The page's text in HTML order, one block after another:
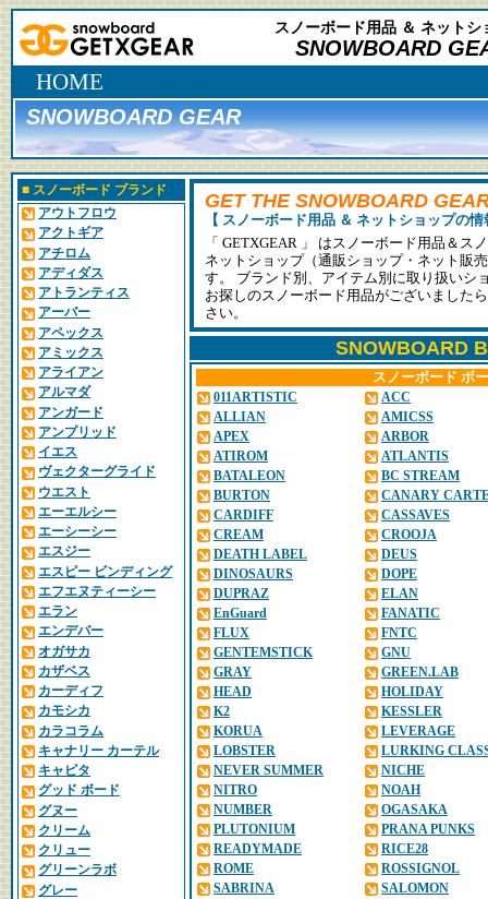
スノーボード用品 ＆ ネットシ
SNOWBOARD
HOME
SNOWBOARD GEAR
■ スノーボード ブランド
アウトフロウ
アクトギア
アチロム
アディダス
アトランティス
アーバー
アペックス
アミックス
アライアン
アルマダ
アンガード
アンプリッド
イエス
ヴェクターグライド
ウエスト
エーエルシー
エーシーシー
エスジー
エスピー ビンディング
エフエヌティーシー
エラン
エンデバー
オガサカ
カザベス
カーディフ
カモシカ
カラコラム
キャナリー カーテル
キャピタ
グッド ボード
グヌー
クリーム
クリュー
グリーンラボ
グレー
GET THE SNOWBOARD
【 スノーボード用品 ＆ ネットショップの
「 GETXGEAR 」 はスノーボード用品＆ス
ネットショップ（通販ショップ・ネット販
す。 ブランド別、アイテム別に取り扱いシ
お探しのスノーボード用品がございました
さい。
SNOWBOARD
スノーボード ボ
011ARTISTIC
ACC
ALLIAN
AMICSS
APEX
ARBOR
ATIROM
ATLANTIS
BATALEON
BC STREAM
BURTON
CANARY
CARDIFF
CASSAVES
CREAM
CROOJA
DEATH LABEL
DEUS
DINOSAURS
DOPE
DUPRAZ
ELAN
EnGuard
FANATIC
FLUX
FNTC
GENTEMSTICK
GNU
GRAY
GREEN.LAB
HEAD
HOLIDAY
K2
KESSLER
KORUA
LEVERAGE
LOBSTER
LURKING
NEVER SUMMER
NICHE
NITRO
NOAH
NUMBER
OGASAKA
PLUTONIUM
PRANA PUNKS
READYMADE
RICE28
ROME
ROSSIGNOL
SABRINA
SALOMON